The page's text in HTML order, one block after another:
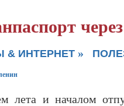
ИНТЕРНЕТ »
лета и началом